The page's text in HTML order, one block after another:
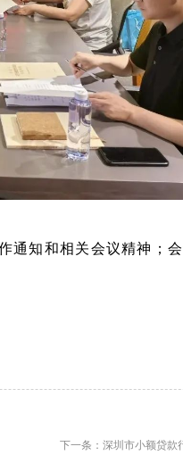
通知和相关会议精神；
下一条：深圳市小额贷款